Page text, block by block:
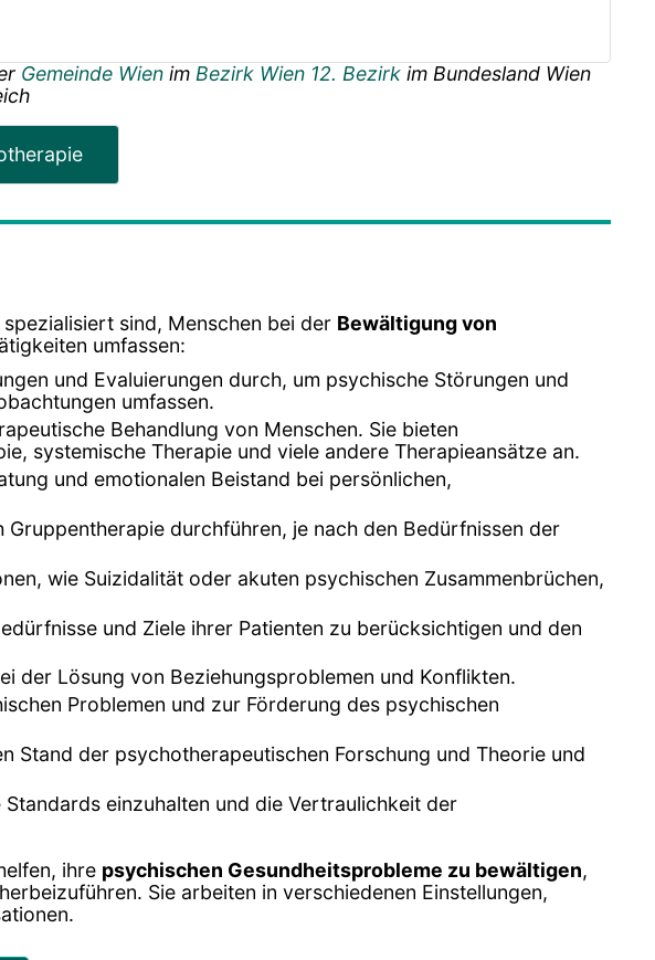
Gemeinde Wien im Bezirk Wien 12. Bezirk im Bundesland Wien
sind, Menschen bei der Bewältigung von
umfassen:
und Evaluierungen durch, um psychische Störungen und
umfassen.
Behandlung von Menschen. Sie bieten
systemische Therapie und viele andere Therapieansätze an.
und emotionalen Beistand bei persönlichen,
Gruppentherapie durchführen, je nach den Bedürfnissen der
wie Suizidalität oder akuten psychischen Zusammenbrüchen,
und Ziele ihrer Patienten zu berücksichtigen und den
der Lösung von Beziehungsproblemen und Konflikten.
Problemen und zur Förderung des psychischen
Stand der psychotherapeutischen Forschung und Theorie und
einzuhalten und die Vertraulichkeit der
ihre psychischen Gesundheitsprobleme zu bewältigen,
Sie arbeiten in verschiedenen Einstellungen,